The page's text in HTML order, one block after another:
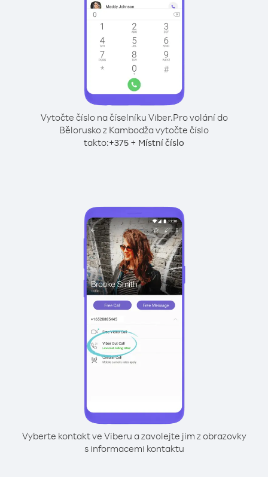
Vytočte číslo na číselníku Viber.Pro volání do
Bělorusko z Kambodža vytočte číslo
takto:+375 + Místní číslo
Vyberte kontakt ve Viberu a zavolejte jim z obrazovky
s informacemi kontaktu